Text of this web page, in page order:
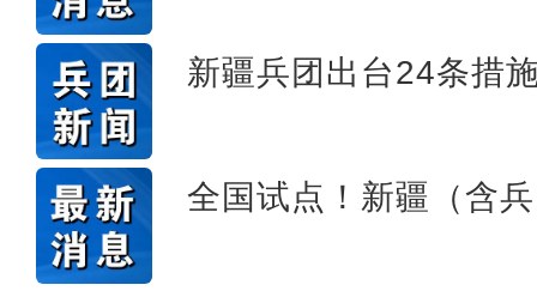
新疆兵团出台24条措
全国试点！新疆（含